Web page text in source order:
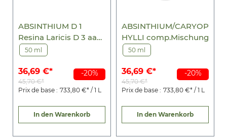
-20%
ABSINTHIUM D 1
Resina Laricis D 3 aa
Mischung
50 ml
36,69 €*
45,70 €*
Prix de base : 733,80 €* / 1 L
In den Warenkorb
-20%
ABSINTHIUM/CARYOP
HYLLI comp.Mischung
50 ml
36,69 €*
45,70 €*
Prix de base : 733,80 €* / 1 L
In den Warenkorb